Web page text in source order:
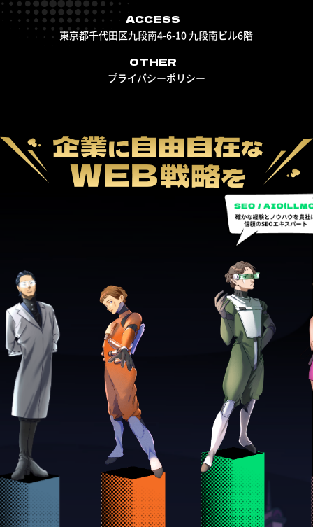
ACCESS
東京都千代田区九段南4-6-10 九段南ビル6階
OTHER
プライバシーポリシー